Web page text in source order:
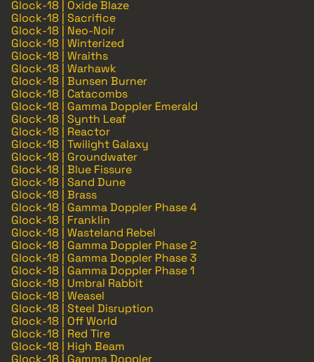
Glock-18 | Oxide Blaze
Glock-18 | Sacrifice
Glock-18 | Neo-Noir
Glock-18 | Winterized
Glock-18 | Wraiths
Glock-18 | Warhawk
Glock-18 | Bunsen Burner
Glock-18 | Catacombs
Glock-18 | Gamma Doppler Emerald
Glock-18 | Synth Leaf
Glock-18 | Reactor
Glock-18 | Twilight Galaxy
Glock-18 | Groundwater
Glock-18 | Blue Fissure
Glock-18 | Sand Dune
Glock-18 | Brass
Glock-18 | Gamma Doppler Phase 4
Glock-18 | Franklin
Glock-18 | Wasteland Rebel
Glock-18 | Gamma Doppler Phase 2
Glock-18 | Gamma Doppler Phase 3
Glock-18 | Gamma Doppler Phase 1
Glock-18 | Umbral Rabbit
Glock-18 | Weasel
Glock-18 | Steel Disruption
Glock-18 | Off World
Glock-18 | Red Tire
Glock-18 | High Beam
Glock-18 | Gamma Doppler